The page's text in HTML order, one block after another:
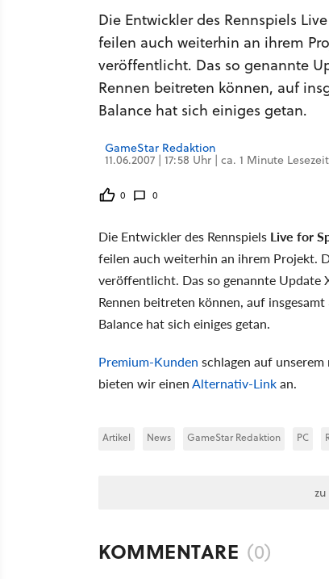
Die Entwickler des Rennspiels
feilen auch weiterhin an ihrem
veröffentlicht. Das so genannte
Rennen beitreten können, auf
Balance hat sich einiges getan.
GameStar Redaktion
11.06.2007 | 17:58 Uhr | ca. 1 Minute Lesezeit
0 0
Die Entwickler des Rennspiels Live for
feilen auch weiterhin an ihrem Projekt.
veröffentlicht. Das so genannte Update
Rennen beitreten können, auf
Balance hat sich einiges getan.
Premium-Kunden schlagen auf
bieten wir einenAlternativ-Linkan.
Artikel News GameStar Redaktion PC
KOMMENTARE (0)